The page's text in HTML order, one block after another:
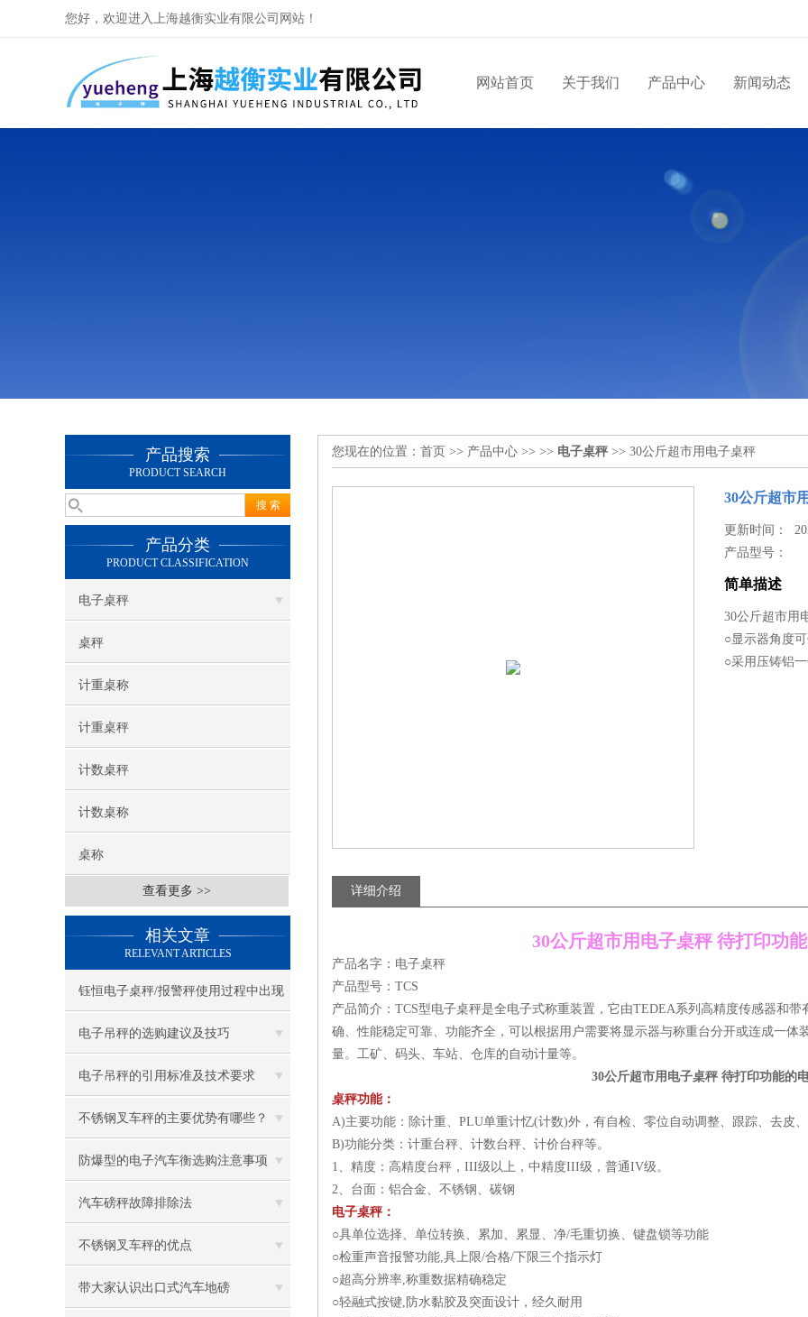
您好，欢迎进入上海越衡实业有限公司网站！
网站首页 关于我们 产品中心 新闻动态
产品搜索
PRODUCT SEARCH
产品分类
PRODUCT CLASSIFICATION
电子桌秤
桌秤
计重桌称
计重桌秤
计数桌秤
计数桌称
桌称
查看更多 >>
相关文章
RELEVANT ARTICLES
钰恒电子桌秤/报警秤使用过程中出现
的问题及解决方法
电子吊秤的选购建议及技巧
电子吊秤的引用标准及技术要求
不锈钢叉车秤的主要优势有哪些？
防爆型的电子汽车衡选购注意事项
汽车磅秤故障排除法
不锈钢叉车秤的优点
带大家认识出口式汽车地磅
您现在的位置： 首页 >> 产品中心 >> >> 电子桌秤 >> 30公斤超市用电子桌秤
30公斤超市
更新时间：
产品型号：
简单描述
30公斤超市用
○显示器角度
○采用压铸铝
详细介绍
30公斤超市用电子桌秤 待打印功
产品名字：电子桌秤
产品型号：TCS
产品简介：TCS型电子桌秤是全电子式称重装置，它由TEDEA系列高精度传感器和
确、性能稳定可靠、功能齐全，可以根据用户需要将显示器与称重台分开或连成一
量。工矿、码头、车站、仓库的自动计量等。
30公斤超市用电子桌秤 待打印功能的
桌秤功能：
A)主要功能：除计重、PLU单重计忆(计数)外，有自检、零位自动调整、跟踪、去皮
B)功能分类：计重台秤、计数台秤、计价台秤等。
1、精度：高精度台秤，III级以上，中精度III级，普通IV级。
2、台面：铝合金、不锈钢、碳钢
电子桌秤：
○具单位选择、单位转换、累加、累显、净/毛重切换、键盘锁等功能
○检重声音报警功能,具上限/合格/下限三个指示灯
○超高分辨率,称重数据精确稳定
○轻融式按键,防水黏胶及突面设计，经久耐用